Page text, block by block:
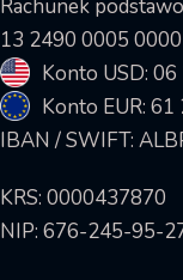
Rachunek
13 2490 0005
Konto USD:
Konto EUR:
IBAN / SWIFT:
KRS: 0000437870
NIP: 676-245-95-